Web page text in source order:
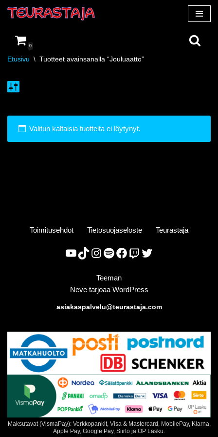
suoraan
sisältöön
0
Etusivu \ Tuotteet avainsanalla “Jouluaatto”
Valitun kaltaisia tuotteita ei löytynyt.
Toimitusehdot Tietosuojaseloste Teurastaja
Teeman
NevetarjoaaWordPress
asiakaspalvelu@teurastaja.com
Maksutavat (VismaPay): Verkkopankit, Visa & Mastercard, MobilePay, Klarna,
Apple Pay, Google Pay, Siirto ja OP Lasku.